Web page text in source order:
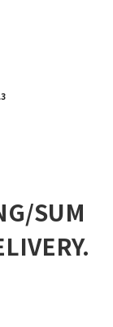
SUM